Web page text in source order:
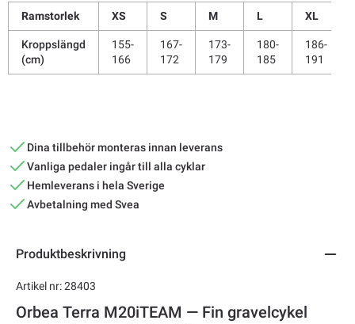
Ramstorlek XS S M L XL
Kroppslängd
(cm)
155-
166
167-
172
173-
179
180-
185
186-
191
Dina tillbehör monteras innan leverans
Vanliga pedaler ingår till alla cyklar
Hemleverans i hela Sverige
Avbetalning med Svea
Produktbeskrivning
Artikel nr: 28403
Orbea Terra M20iTEAM — Fin gravelcykel